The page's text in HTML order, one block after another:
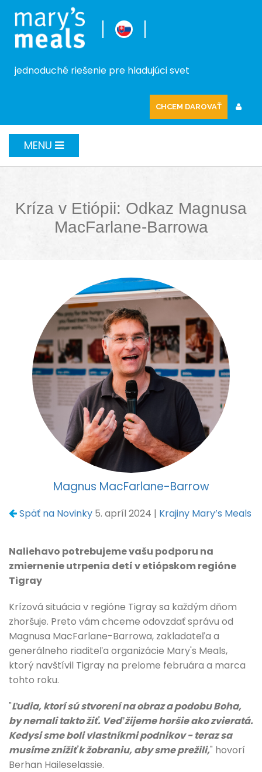
jednoduché riešenie pre hladujúci svet
CHCEM DAROVAŤ
MENU
Kríza v Etiópii: Odkaz Magnusa
MacFarlane-Barrowa
Magnus MacFarlane-Barrow
Späť na Novinky 5. apríl 2024 | Krajiny Mary’s Meals
Naliehavo potrebujeme vašu podporu na
zmiernenie utrpenia detí v etiópskom regióne
Tigray
Krízová situácia v regióne Tigray sa každým dňom
zhoršuje. Preto vám chceme odovzdať správu od
Magnusa MacFarlane-Barrowa, zakladateľa a
generálneho riaditeľa organizácie Mary's Meals,
ktorý navštívil Tigray na prelome februára a marca
tohto roku.
"Ľudia, ktorí sú stvorení na obraz a podobu Boha,
by nemali takto žiť. Veď žijeme horšie ako zvieratá.
Kedysi sme boli vlastníkmi podnikov - teraz sa
musíme znížiť k žobraniu, aby sme prežili," hovorí
Berhan Haileselassie.